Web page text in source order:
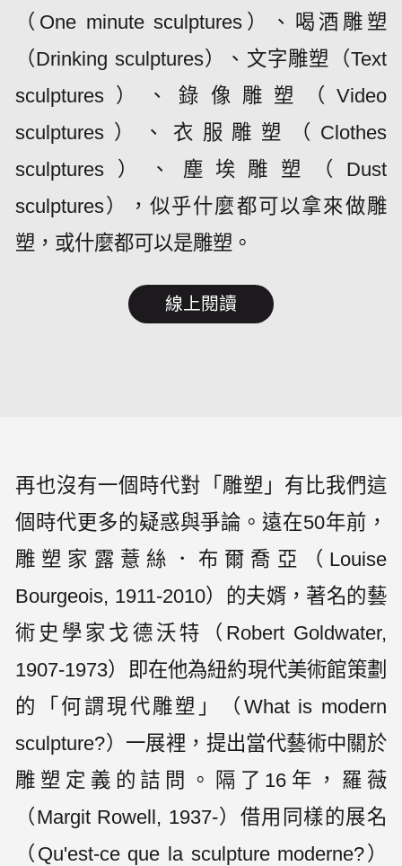
（One minute sculptures）、喝酒雕塑
（Drinking sculptures）、文字雕塑（Text
sculptures）、錄像雕塑（Video
sculptures）、衣服雕塑（Clothes
sculptures）、塵埃雕塑（Dust
sculptures），似乎什麼都可以拿來做雕
塑，或什麼都可以是雕塑。
線上閱讀
再也沒有一個時代對「雕塑」有比我們這
個時代更多的疑惑與爭論。遠在50年前，
雕塑家露薏絲．布爾喬亞（Louise
Bourgeois, 1911-2010）的夫婿，著名的藝
術史學家戈德沃特（Robert Goldwater,
1907-1973）即在他為紐約現代美術館策劃
的「何謂現代雕塑」（What is modern
sculpture?）一展裡，提出當代藝術中關於
雕塑定義的詰問。隔了16年，羅薇
（Margit Rowell, 1937-）借用同樣的展名
（Qu'est-ce que la sculpture moderne?）